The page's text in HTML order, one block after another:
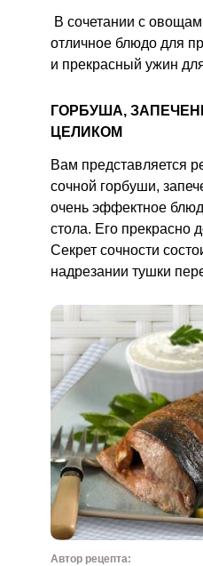
В сочетании с
отличное блюдо для
и прекрасный ужин
ГОРБУША,
ЦЕЛИКОМ
Вам представляется
сочной горбуши,
очень эффектное
стола. Его прекрасно
Секрет сочности
надрезании тушки
Автор рецепта: